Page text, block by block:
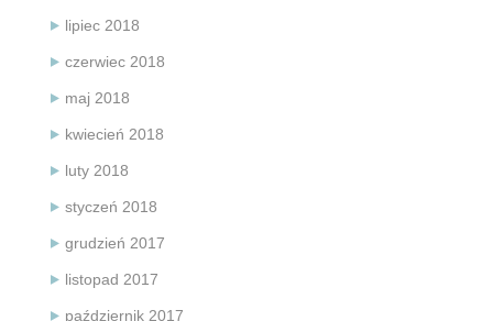
lipiec 2018
czerwiec 2018
maj 2018
kwiecień 2018
luty 2018
styczeń 2018
grudzień 2017
listopad 2017
październik 2017